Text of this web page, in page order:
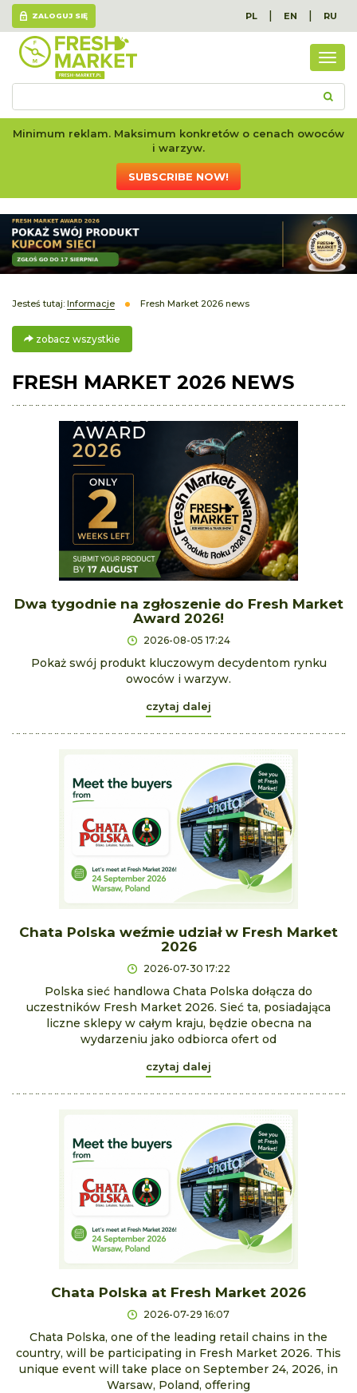
ZALOGUJ SIĘ PL | EN | RU
Minimum reklam. Maksimum konkretów o cenach owoców
i warzyw.
SUBSCRIBE NOW!
Jesteś tutaj: Informacje Fresh Market 2026 news
zobacz wszystkie
FRESH MARKET 2026 NEWS
Dwa tygodnie na zgłoszenie do Fresh Market
Award 2026!
2026-08-05 17:24
Pokaż swój produkt kluczowym decydentom rynku
owoców i warzyw.
czytaj dalej
Chata Polska weźmie udział w Fresh Market
2026
2026-07-30 17:22
Polska sieć handlowa Chata Polska dołącza do
uczestników Fresh Market 2026. Sieć ta, posiadająca
liczne sklepy w całym kraju, będzie obecna na
wydarzeniu jako odbiorca ofert od
czytaj dalej
Chata Polska at Fresh Market 2026
2026-07-29 16:07
Chata Polska, one of the leading retail chains in the
country, will be participating in Fresh Market 2026. This
unique event will take place on September 24, 2026, in
Warsaw, Poland, offering